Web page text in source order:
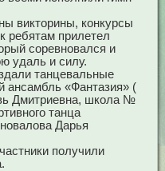
викторины, конкурсы
ребятам прилетел
соревновался и
удаль и силу.
танцевальные
ансамбль «Фантазия» (
Дмитриевна, школа №
танца
Дарья
получили